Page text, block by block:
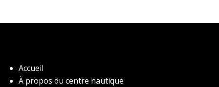
Accueil
À propos du centre nautique